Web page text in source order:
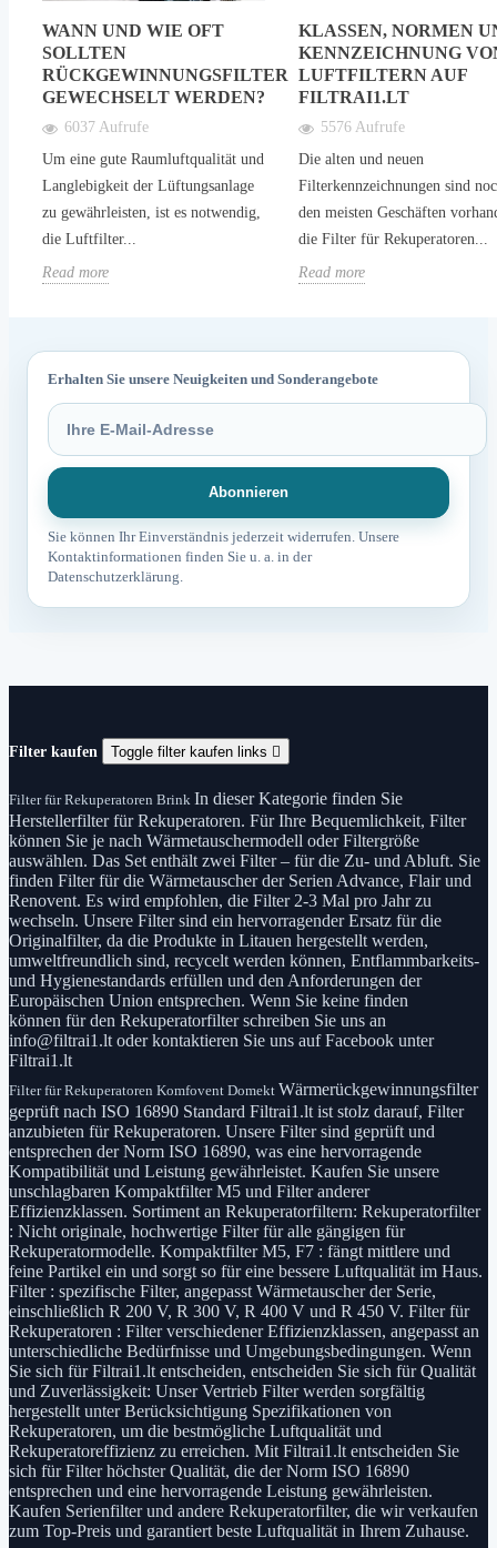
WANN UND WIE OFT
SOLLTEN
RÜCKGEWINNUNGSFILTER
GEWECHSELT WERDEN?
6037 Aufrufe
Um eine gute Raumluftqualität und
Langlebigkeit der Lüftungsanlage
zu gewährleisten, ist es notwendig,
die Luftfilter...
Read more
KLASSEN, NORMEN
KENNZEICHNUNG
LUFTFILTERN AUF
FILTRAI1.LT
5576 Aufrufe
Die alten und neuen
Filterkennzeichnungen sind
den meisten Geschäften
die Filter für Rekuperatoren...
Read more
Erhalten Sie unsere Neuigkeiten und Sonderangebote
Sie können Ihr Einverständnis jederzeit widerrufen. Unsere
Kontaktinformationen finden Sie u. a. in der
Datenschutzerklärung.
Filter kaufen Toggle filter kaufen links 
Filter für Rekuperatoren Brink In dieser Kategorie finden Sie
Herstellerfilter für Rekuperatoren. Für Ihre Bequemlichkeit, Filter
können Sie je nach Wärmetauschermodell oder Filtergröße
auswählen. Das Set enthält zwei Filter – für die Zu- und Abluft. Sie
finden Filter für die Wärmetauscher der Serien Advance, Flair und
Renovent. Es wird empfohlen, die Filter 2-3 Mal pro Jahr zu
wechseln. Unsere Filter sind ein hervorragender Ersatz für die
Originalfilter, da die Produkte in Litauen hergestellt werden,
umweltfreundlich sind, recycelt werden können, Entflammbarkeits-
und Hygienestandards erfüllen und den Anforderungen der
Europäischen Union entsprechen. Wenn Sie keine finden
können für den Rekuperatorfilter schreiben Sie uns an
info@filtrai1.lt oder kontaktieren Sie uns auf Facebook unter
Filtrai1.lt
Filter für Rekuperatoren Komfovent Domekt Wärmerückgewinnungsfilter
geprüft nach ISO 16890 Standard Filtrai1.lt ist stolz darauf, Filter
anzubieten für Rekuperatoren. Unsere Filter sind geprüft und
entsprechen der Norm ISO 16890, was eine hervorragende
Kompatibilität und Leistung gewährleistet. Kaufen Sie unsere
unschlagbaren Kompaktfilter M5 und Filter anderer
Effizienzklassen. Sortiment an Rekuperatorfiltern: Rekuperatorfilter
: Nicht originale, hochwertige Filter für alle gängigen für
Rekuperatormodelle. Kompaktfilter M5, F7 : fängt mittlere und
feine Partikel ein und sorgt so für eine bessere Luftqualität im Haus.
Filter : spezifische Filter, angepasst Wärmetauscher der Serie,
einschließlich R 200 V, R 300 V, R 400 V und R 450 V. Filter für
Rekuperatoren : Filter verschiedener Effizienzklassen, angepasst an
unterschiedliche Bedürfnisse und Umgebungsbedingungen. Wenn
Sie sich für Filtrai1.lt entscheiden, entscheiden Sie sich für Qualität
und Zuverlässigkeit: Unser Vertrieb Filter werden sorgfältig
hergestellt unter Berücksichtigung Spezifikationen von
Rekuperatoren, um die bestmögliche Luftqualität und
Rekuperatoreffizienz zu erreichen. Mit Filtrai1.lt entscheiden Sie
sich für Filter höchster Qualität, die der Norm ISO 16890
entsprechen und eine hervorragende Leistung gewährleisten.
Kaufen Serienfilter und andere Rekuperatorfilter, die wir verkaufen
zum Top-Preis und garantiert beste Luftqualität in Ihrem Zuhause.